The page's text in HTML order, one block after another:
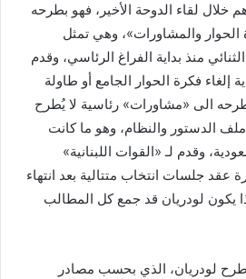
ن
ي
ا
خلال لقاء الدوحة الأخير، فهو بطرحه
الحوار والمشاورات»، وهي تمثل
منذ بداية الفراغ الرئاسي، وقدم
إلغاء فكرة الحوار الجامع أو طاولة
الى «مشاورات» رئاسية لا يُطرح
الدستور والنظام، وهو ما كانت
وقدم لـ «القوات اللبنانية»
عقد جلسات انتخاب متتالية بعد انتهاء
يكون لودريان قد جمع كل المطالب
لودريان، الذي بحسب مصادر